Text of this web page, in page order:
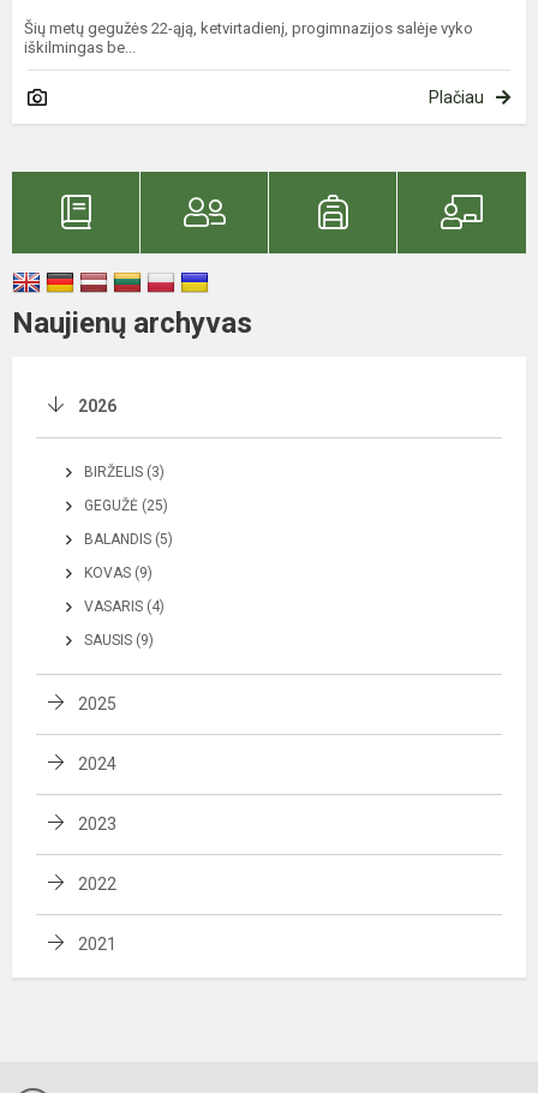
Šių metų gegužės 22-ąją, ketvirtadienį, progimnazijos salėje vyko
iškilmingas be...
Plačiau
Naujienų archyvas
2026
BIRŽELIS (3)
GEGUŽĖ (25)
BALANDIS (5)
KOVAS (9)
VASARIS (4)
SAUSIS (9)
2025
2024
2023
2022
2021